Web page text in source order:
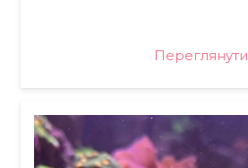
Переглянути